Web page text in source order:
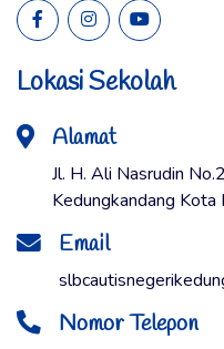
Lokasi Sekolah
Alamat
Jl. H. Ali Nasrudin
Kedungkandang Kota
Email
Nomor Telepon